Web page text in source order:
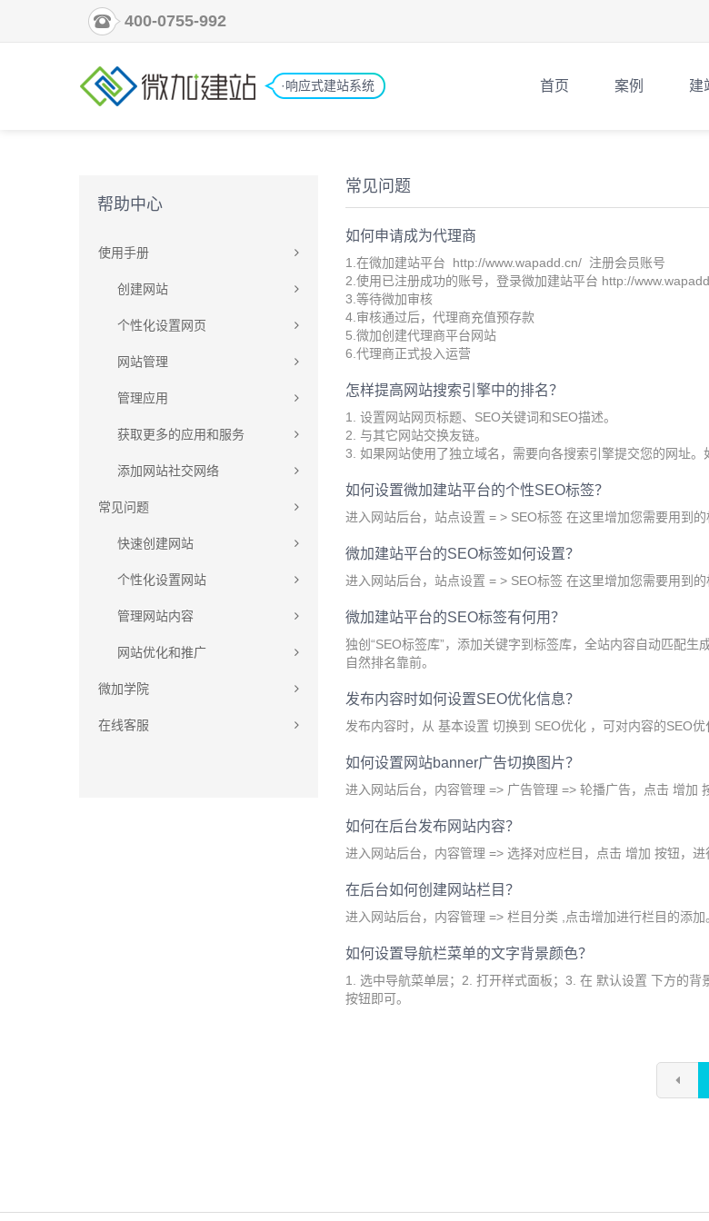
400-0755-992
·响应式建站系统 首页 案例 建
帮助中心
使用手册
创建网站
个性化设置网页
网站管理
管理应用
获取更多的应用和服务
添加网站社交网络
常见问题
快速创建网站
个性化设置网站
管理网站内容
网站优化和推广
微加学院
在线客服
常见问题
如何申请成为代理商
1.在微加建站平台 http://www.wapadd.cn/ 注册会员账号
2.使用已注册成功的账号，登录微加建站平台 http://
3.等待微加审核
4.审核通过后，代理商充值预存款
5.微加创建代理商平台网站
6.代理商正式投入运营
怎样提高网站搜索引擎中的排名？
1. 设置网站网页标题、SEO关键词和SEO描述。
2. 与其它网站交换友链。
3. 如果网站使用了独立域名，需要向各搜索引擎提交您的网址。
如何设置微加建站平台的个性SEO标签？
进入网站后台，站点设置 = > SEO标签 在这里增加您需要用到的
微加建站平台的SEO标签如何设置？
进入网站后台，站点设置 = > SEO标签 在这里增加您需要用到的
微加建站平台的SEO标签有何用？
独创“SEO标签库”，添加关键字到标签库，全站内容自动匹配
自然排名靠前。
发布内容时如何设置SEO优化信息？
发布内容时，从 基本设置 切换到 SEO优化 ，可对内容的SEO优
如何设置网站banner广告切换图片？
进入网站后台，内容管理 => 广告管理 => 轮播广告，点击 增加
如何在后台发布网站内容？
进入网站后台，内容管理 => 选择对应栏目，点击 增加 按钮，进
在后台如何创建网站栏目？
进入网站后台，内容管理 => 栏目分类 ,点击增加进行栏目的添加
如何设置导航栏菜单的文字背景颜色？
1. 选中导航菜单层；2. 打开样式面板；3. 在 默认设置 下方的
按钮即可。